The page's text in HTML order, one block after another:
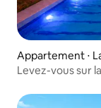
Appartement ⋅
Levez-vous sur